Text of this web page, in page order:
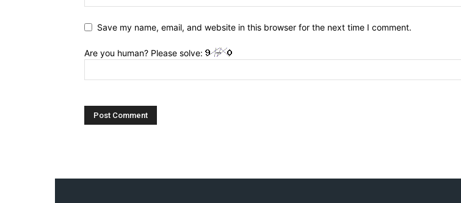
Save my name, email, and website in this browser for the next time I comment.
Are you human? Please solve: